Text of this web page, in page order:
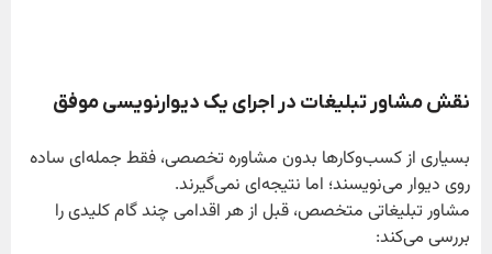
نقش مشاور تبلیغات در اجرای یک دیوارنویسی موفق
بسیاری از کسب‌وکارها بدون مشاوره تخصصی، فقط جمله‌ای ساده
روی دیوار می‌نویسند؛ اما نتیجه‌ای نمی‌گیرند.
مشاور تبلیغاتی متخصص، قبل از هر اقدامی چند گام کلیدی را
بررسی می‌کند: